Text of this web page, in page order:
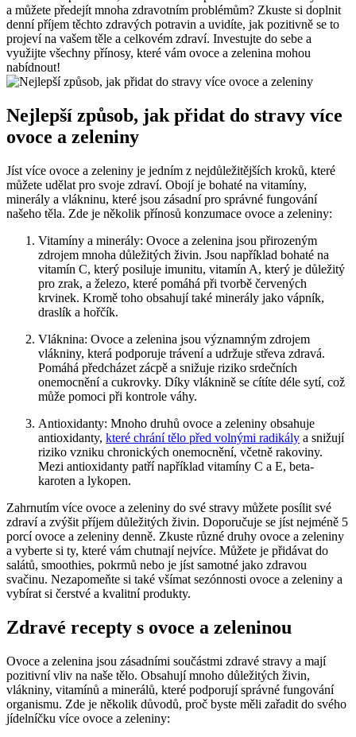
a můžete předejít mnoha zdravotním problémům? Zkuste si doplnit
denní příjem těchto zdravých potravin a uvidíte, jak pozitivně se to
projeví na vašem těle a celkovém zdraví. Investujte do sebe a
využijte všechny přínosy, které vám ovoce a zelenina mohou
nabídnout!
Nejlepší způsob, jak přidat do stravy více
ovoce a zeleniny
Jíst více ovoce a zeleniny je jedním z nejdůležitějších kroků, které
můžete udělat pro svoje zdraví. Obojí je bohaté na vitamíny,
minerály a vlákninu, které jsou zásadní pro správné fungování
našeho těla. Zde je několik přínosů konzumace ovoce a zeleniny:
Vitamíny a minerály: Ovoce a zelenina jsou přirozeným
zdrojem mnoha důležitých živin. Jsou například bohaté na
vitamín C, který posiluje imunitu, vitamín A, který je důležitý
pro zrak, a železo, které pomáhá při tvorbě červených
krvinek. Kromě toho obsahují také minerály jako vápník,
draslík a hořčík.
Vláknina: Ovoce a zelenina jsou významným zdrojem
vlákniny, která podporuje trávení a udržuje střeva zdravá.
Pomáhá předcházet zácpě a snižuje riziko srdečních
onemocnění a cukrovky. Díky vláknině se cítíte déle sytí, což
může pomoci při kontrole váhy.
Antioxidanty: Mnoho druhů ovoce a zeleniny obsahuje
antioxidanty, které chrání tělo před volnými radikály a snižují
riziko vzniku chronických onemocnění, včetně rakoviny.
Mezi antioxidanty patří například vitamíny C a E, beta-
karoten a lykopen.
Zahrnutím více ovoce a zeleniny do své stravy můžete posílit své
zdraví a zvýšit příjem důležitých živin. Doporučuje se jíst nejméně 5
porcí ovoce a zeleniny denně. Zkuste různé druhy ovoce a zeleniny
a vyberte si ty, které vám chutnají nejvíce. Můžete je přidávat do
salátů, smoothies, pokrmů nebo je jíst samotné jako zdravou
svačinu. Nezapomeňte si také všímat sezónnosti ovoce a zeleniny a
vybírat si čerstvé a kvalitní produkty.
Zdravé recepty s ovoce a zeleninou
Ovoce a zelenina jsou zásadními součástmi zdravé stravy a mají
pozitivní vliv na naše tělo. Obsahují mnoho důležitých živin,
vlákniny, vitamínů a minerálů, které podporují správné fungování
organismu. Zde je několik důvodů, proč byste měli zařadit do svého
jídelníčku více ovoce a zeleniny: